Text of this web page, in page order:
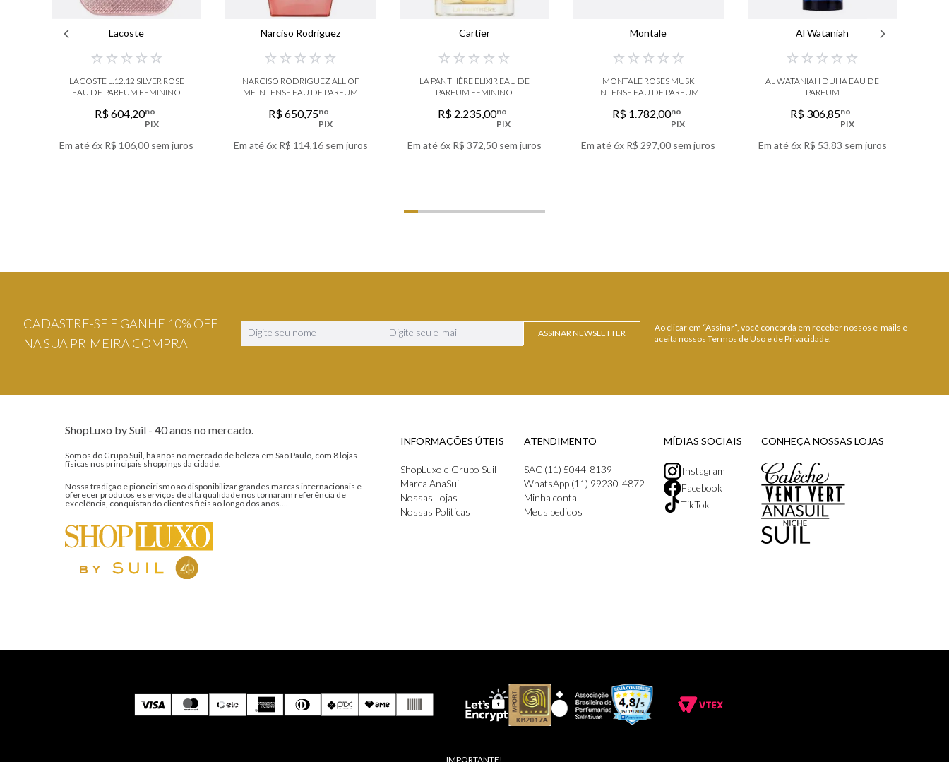
Lacoste
☆ ☆ ☆ ☆ ☆
LACOSTE L.12.12 SILVER ROSE
EAU DE PARFUM FEMININO
R$604,20no
PIX
Em até6x R$ 106,00 sem juros
Narciso Rodriguez
☆ ☆ ☆ ☆ ☆
NARCISO RODRIGUEZ ALL OF
ME INTENSE EAU DE PARFUM
R$650,75no
PIX
Em até6x R$ 114,16sem juros
Cartier
☆ ☆ ☆ ☆ ☆
LA PANTHÈRE ELIXIR EAU DE
PARFUM FEMININO
R$ 2.235,00no
PIX
Em até6x R$ 372,50sem juros
Montale
☆ ☆ ☆ ☆ ☆
MONTALE ROSES MUSK
INTENSE EAU DE PARFUM
R$ 1.782,00no
PIX
Em até6x R$ 297,00 sem juros
Al Wataniah
☆ ☆ ☆ ☆ ☆
AL WATANIAH DUHA EAU DE
PARFUM
R$ 306,85no
PIX
Em até6x R$ 53,83 sem juros
CADASTRE-SE E GANHE 10% OFF
NA SUA PRIMEIRA COMPRA
ASSINAR NEWSLETTER
Ao clicar em “Assinar”, você concorda em receber nossos e-mails e
aceita nossos Termos de Uso e de Privacidade.
ShopLuxo by Suil - 40 anos no mercado.
Somos do Grupo Suil, há anos no mercado de beleza em São Paulo, com 8 lojas
físicas nos principais shoppings da cidade.
Nossa tradição e pioneirismo ao disponibilizar grandes marcas internacionais e
oferecer produtos e serviços de alta qualidade nos tornaram referência de
excelência, conquistando clientes fiéis ao longo dos anos....
INFORMAÇÕES ÚTEIS
ShopLuxo e Grupo Suil
Marca AnaSuil
Nossas Lojas
Nossas Políticas
ATENDIMENTO
SAC (11) 5044-8139
WhatsApp (11) 99230-4872
Minha conta
Meus pedidos
MÍDIAS SOCIAIS
Instagram
Facebook
TikTok
CONHEÇA NOSSAS LOJAS
IMPORTANTE!